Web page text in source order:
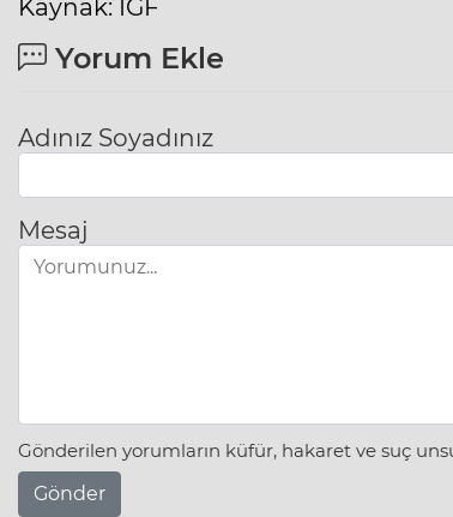
Kaynak: IGF
Yorum Ekle
Adınız Soyadınız
Mesaj
Gönderilen yorumların küfür, hakaret ve suç
Gönder